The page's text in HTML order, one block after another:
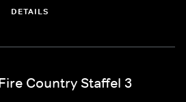
DETAILS
Country Staffel 3